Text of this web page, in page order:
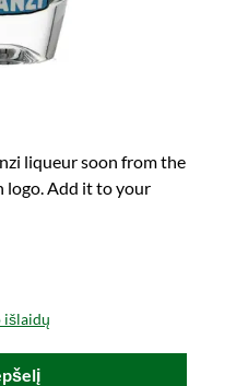
liqueur soon from the
logo. Add it to your
išlaidų